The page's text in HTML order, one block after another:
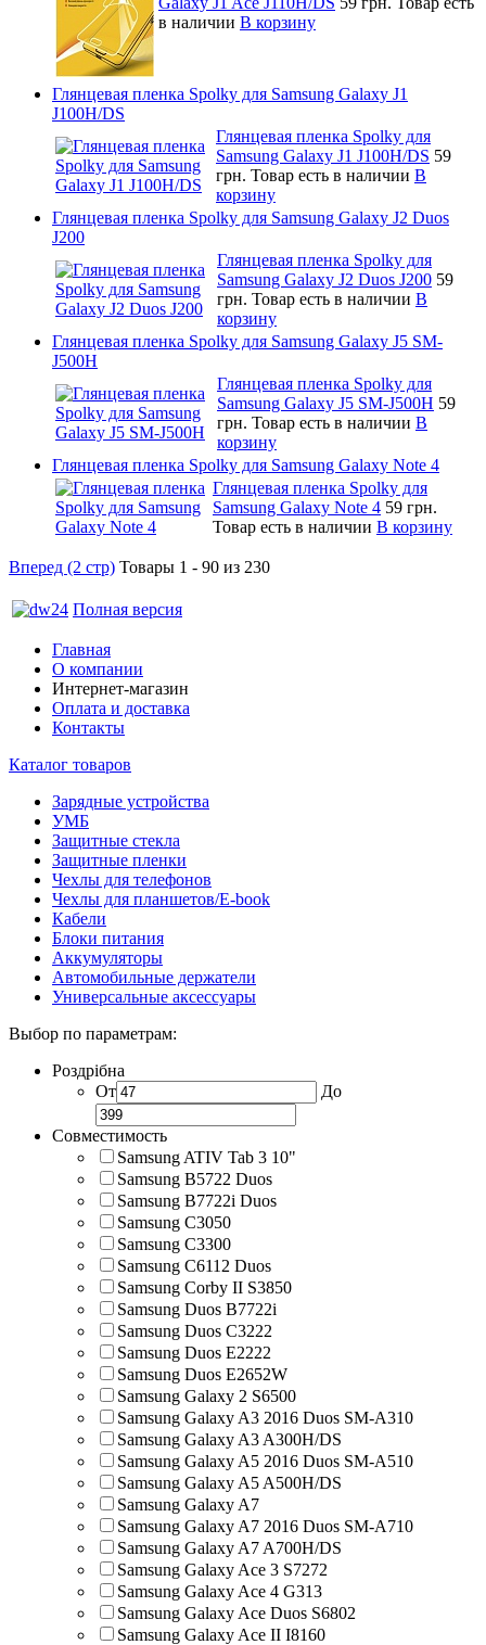
в наличии В корзину
Глянцевая пленка Spolky для Samsung Galaxy J1
J100H/DS
Глянцевая пленка Spolky для
Samsung Galaxy J1 J100H/DS 59
грн. Товар есть в наличии В
корзину
Глянцевая пленка Spolky для Samsung Galaxy J2 Duos
J200
Глянцевая пленка Spolky для
Samsung Galaxy J2 Duos J200 59
грн. Товар есть в наличии В
корзину
Глянцевая пленка Spolky для Samsung Galaxy J5 SM-
J500H
Глянцевая пленка Spolky для
Samsung Galaxy J5 SM-J500H 59
грн. Товар есть в наличии В
корзину
Глянцевая пленка Spolky для Samsung Galaxy Note 4
Глянцевая пленка Spolky для
Samsung Galaxy Note 4 59 грн.
Товар есть в наличии В корзину
Вперед (2 стр) Товары 1 - 90 из 230
Полная версия
Главная
О компании
Интернет-магазин
Оплата и доставка
Контакты
Каталог товаров
Зарядные устройства
УМБ
Защитные стекла
Защитные пленки
Чехлы для телефонов
Чехлы для планшетов/E-book
Кабели
Блоки питания
Аккумуляторы
Автомобильные держатели
Универсальные аксессуары
Выбор по параметрам:
Роздрібна
От
До
Совместимость
Samsung ATIV Tab 3 10"
Samsung B5722 Duos
Samsung B7722i Duos
Samsung C3050
Samsung C3300
Samsung C6112 Duos
Samsung Corby II S3850
Samsung Duos B7722i
Samsung Duos C3222
Samsung Duos E2222
Samsung Duos E2652W
Samsung Galaxy 2 S6500
Samsung Galaxy A3 2016 Duos SM-A310
Samsung Galaxy A3 A300H/DS
Samsung Galaxy A5 2016 Duos SM-A510
Samsung Galaxy A5 A500H/DS
Samsung Galaxy A7
Samsung Galaxy A7 2016 Duos SM-A710
Samsung Galaxy A7 A700H/DS
Samsung Galaxy Ace 3 S7272
Samsung Galaxy Ace 4 G313
Samsung Galaxy Ace Duos S6802
Samsung Galaxy Ace II I8160